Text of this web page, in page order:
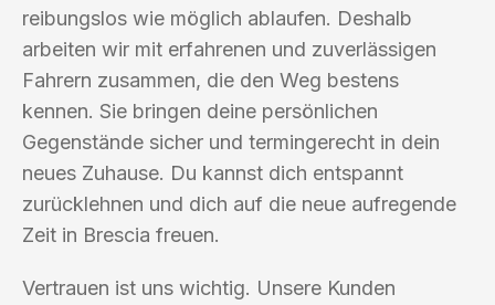
reibungslos wie möglich ablaufen. Deshalb
arbeiten wir mit erfahrenen und zuverlässigen
Fahrern zusammen, die den Weg bestens
kennen. Sie bringen deine persönlichen
Gegenstände sicher und termingerecht in dein
neues Zuhause. Du kannst dich entspannt
zurücklehnen und dich auf die neue aufregende
Zeit in Brescia freuen.
Vertrauen ist uns wichtig. Unsere Kunden